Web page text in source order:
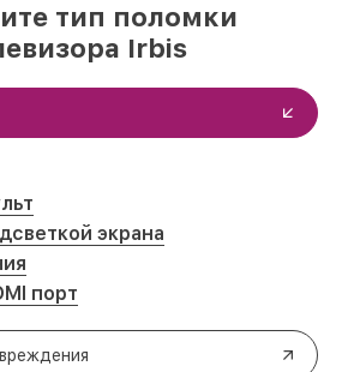
тип поломки
Irbis
экрана
порт